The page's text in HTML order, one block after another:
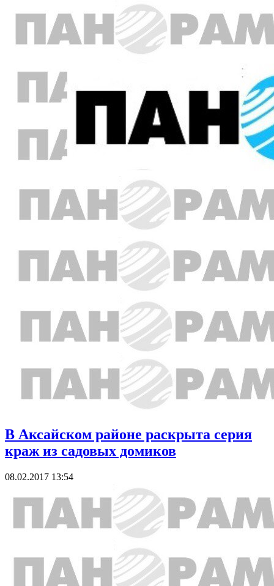
В Аксайском районе раскрыта серия
краж из садовых домиков
08.02.2017 13:54